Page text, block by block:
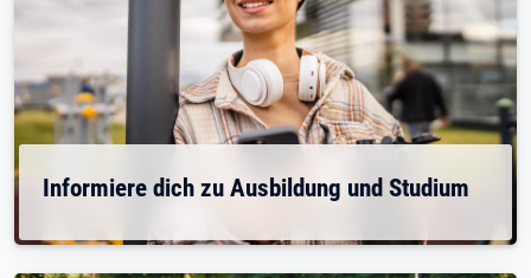
Informiere dich zu Ausbildung und Studium